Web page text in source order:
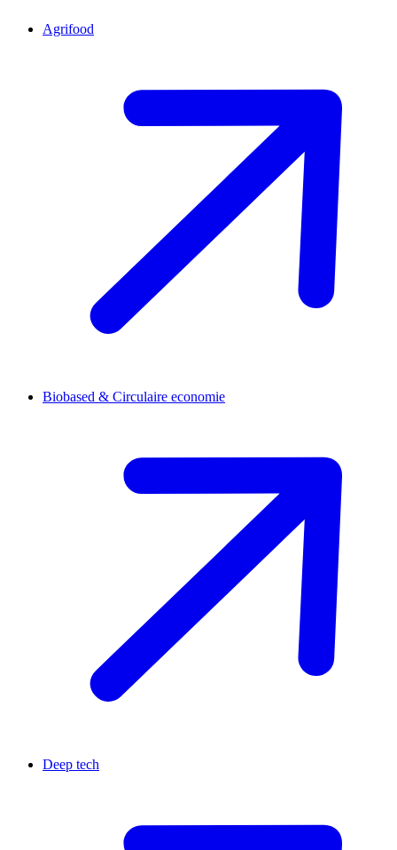
Agrifood
Biobased & Circulaire economie
Deep tech